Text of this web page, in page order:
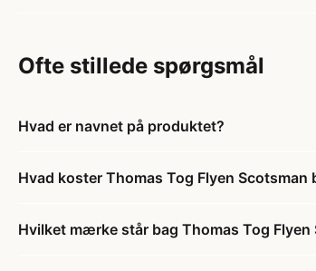
Ofte stillede spørgsmål
Hvad er navnet på produktet?
Hvad koster Thomas Tog Flyen Scotsman
Hvilket mærke står bag Thomas Tog